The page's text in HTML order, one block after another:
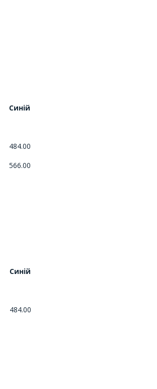
Синій
484.00
566.00
Синій
484.00